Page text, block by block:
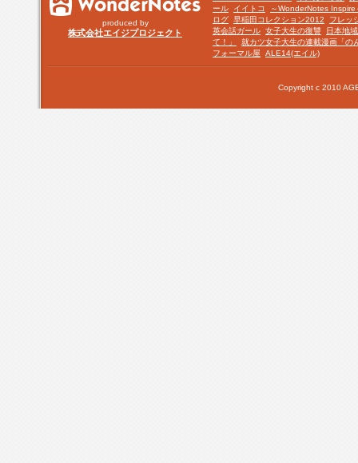
produced by
株式会社エイジプロジェクト
ール
イイトコ
～WonderNotes Inspire
ログ 早稲田コレクション2012
フレッ
英会話ガール 女子大生の復讐
日本地
て！」
就カツ女子大生の連載漫画「の
フォーマル屋
ALE14(エイル)
Copyright c 2010